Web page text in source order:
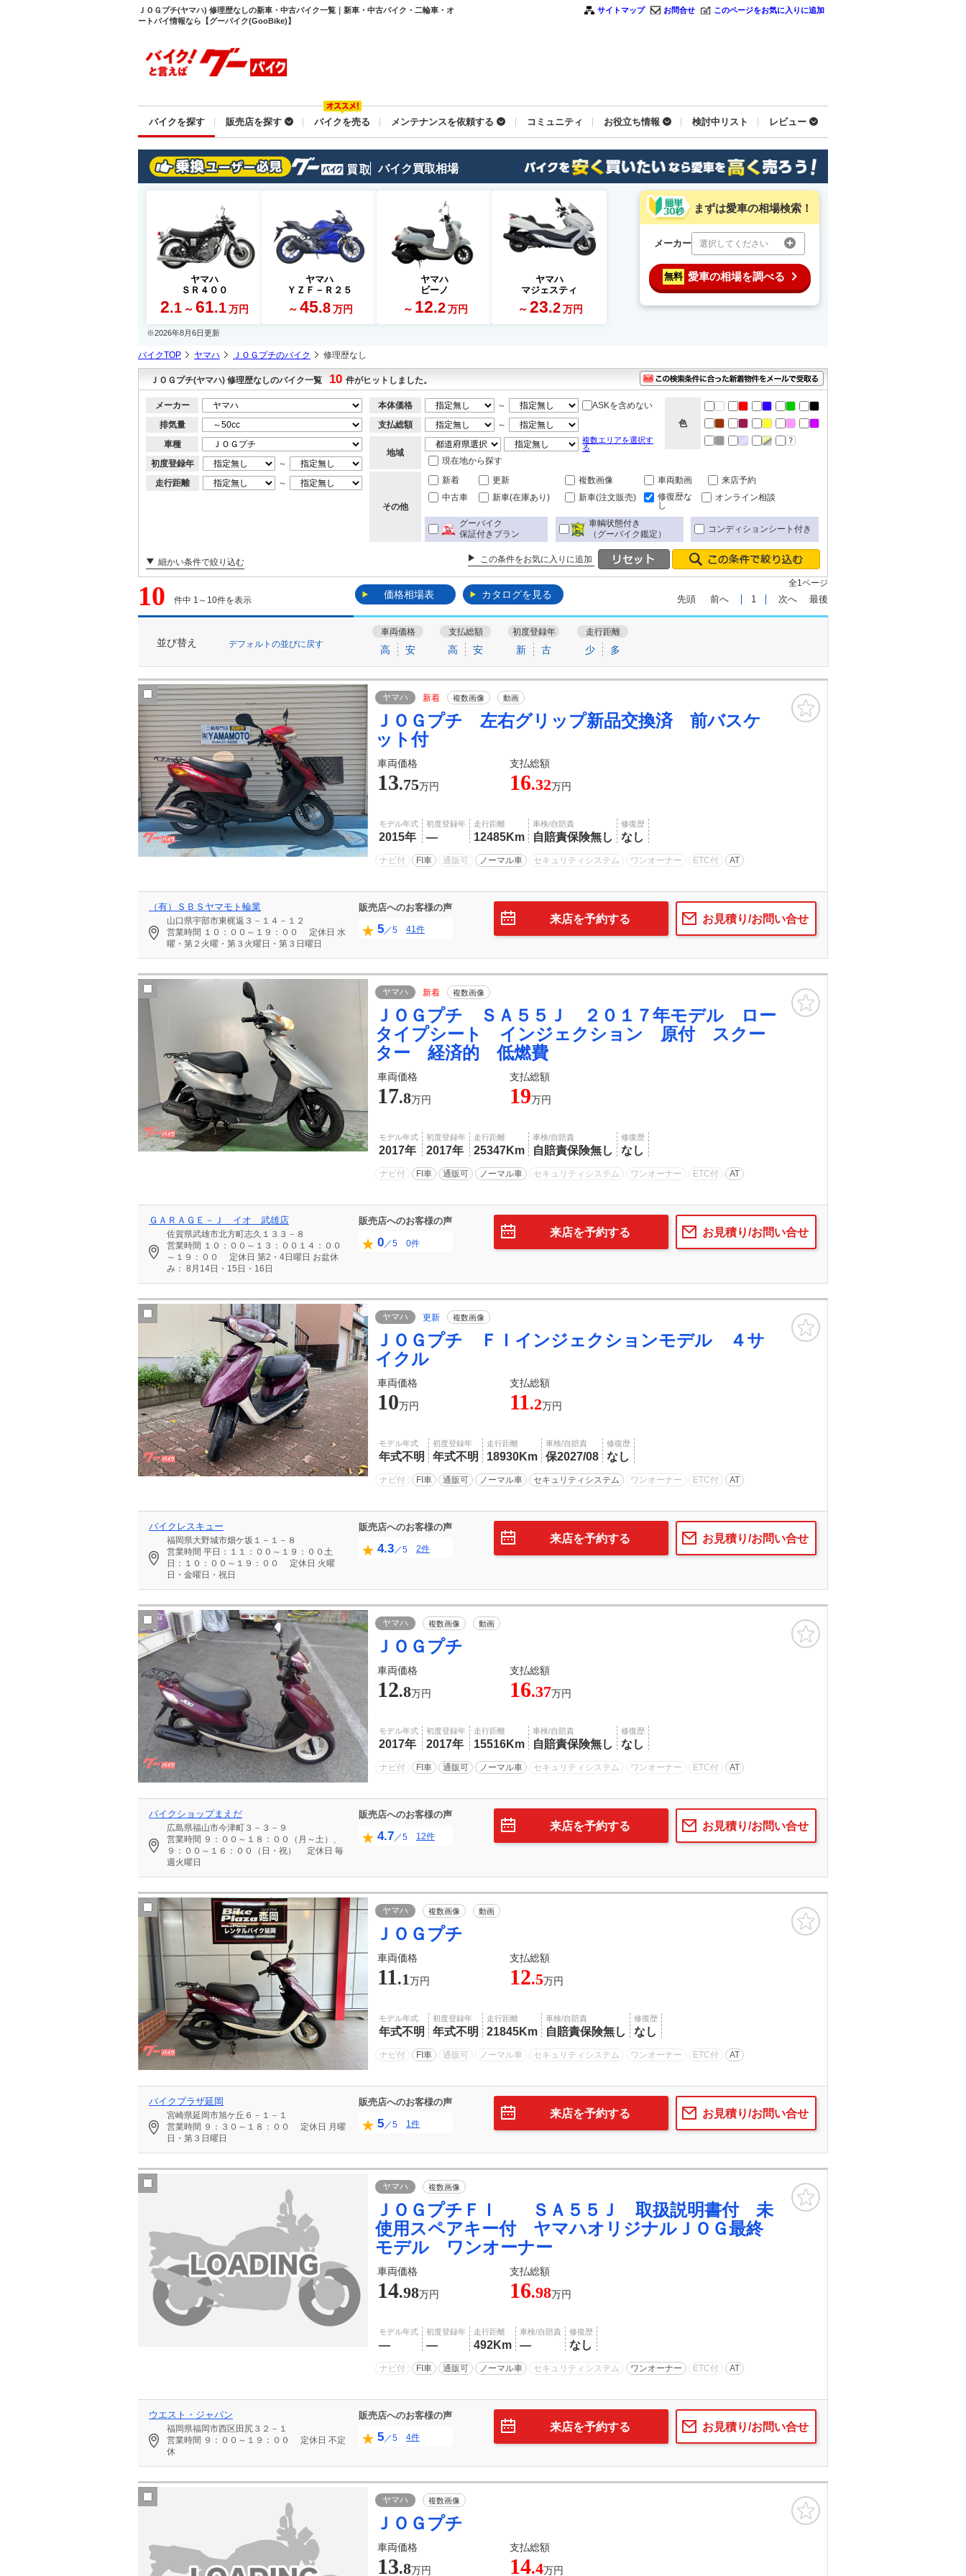
ＪＯＧプチ(ヤマハ) 修理歴なしの新車・中古バイク一覧｜新車・中古バイク・二輪車・オ
ートバイ情報なら【グーバイク(GooBike)】
サイトマップ お問合せ このページをお気に入りに追加
バイクを探す 販売店を探す バイクを売る メンテナンスを依頼する コミュニティ お役立ち情報 検討中リスト レビュー
バイク買取相場
ヤマハ
ＳＲ４００
2.1 ～ 61.1 万円
ヤマハ
ＹＺＦ－Ｒ２５
～ 45.8 万円
ヤマハ
ビーノ
～ 12.2 万円
ヤマハ
マジェスティ
～ 23.2 万円
まずは愛車の相場検索！
メーカー 選択してください
無料 愛車の相場を調べる
※2026年8月6日更新
バイクTOP ヤマハ ＪＯＧプチのバイク 修理歴なし
ＪＯＧプチ(ヤマハ) 修理歴なしのバイク一覧 10 件がヒットしました。
メーカー
排気量
車種
初度登録年
～
走行距離
～
本体価格 ～
ASKを含めない
支払総額
～
地域
複数エリアを選択す
る
現在地から探す
色
その他
新着 更新 複数画像 車両動画
来店予約
中古車
新車(在庫あり) 新車(注文販売)
修復歴な
し
オンライン相談
グーバイク
保証付きプラン
車輌状態付き
（グーバイク鑑定）
コンディションシート付き
細かい条件で絞り込む この条件をお気に入りに追加
10 件中 1～10件を表示 価格相場表 カタログを見る
全1ページ
先頭 前へ 1 次へ 最後
並び替え デフォルトの並びに戻す
車両価格
高 安
支払総額
高 安
初度登録年
新 古
走行距離
少 多
ヤマハ 新着 複数画像 動画
ＪＯＧプチ 左右グリップ新品交換済 前バスケ
ット付
車両価格 支払総額
13.75万円 16.32万円
モデル年式
2015年
初度登録年
―
走行距離
12485Km
車検/自賠責
自賠責保険無し
修復歴
なし
ナビ付 FI車 通販可 ノーマル車 セキュリティシステム ワンオーナー ETC付 AT
（有）ＳＢＳヤマモト輪業
山口県宇部市東梶返３－１４－１２
営業時間 １０：００～１９：００ 定休日 水
曜・第２火曜・第３火曜日・第３日曜日
販売店へのお客様の声
5／5 41件
お見積り/お問い合せ
来店を予約する
ヤマハ 新着 複数画像
ＪＯＧプチ ＳＡ５５Ｊ ２０１７年モデル ロー
タイプシート インジェクション 原付 スクー
ター 経済的 低燃費
車両価格 支払総額
17.8万円 19万円
モデル年式
2017年
初度登録年
2017年
走行距離
25347Km
車検/自賠責
自賠責保険無し
修復歴
なし
ナビ付 FI車 通販可 ノーマル車 セキュリティシステム ワンオーナー ETC付 AT
ＧＡＲＡＧＥ－Ｊ イオ 武雄店
佐賀県武雄市北方町志久１３３－８
営業時間 １０：００～１３：００１４：００
～１９：００
定休日 第2・4日曜日 お盆休
み： 8月14日・15日・16日
販売店へのお客様の声
0／5 0件
お見積り/お問い合せ
来店を予約する
ヤマハ 更新 複数画像
ＪＯＧプチ ＦＩインジェクションモデル ４サ
イクル
車両価格 支払総額
10万円 11.2万円
モデル年式
年式不明
初度登録年
年式不明
走行距離
18930Km
車検/自賠責
保2027/08
修復歴
なし
ナビ付 FI車 通販可 ノーマル車 セキュリティシステム ワンオーナー ETC付 AT
バイクレスキュー
福岡県大野城市畑ケ坂１－１－８
営業時間 平日：１１：００～１９：００土
日：１０：００～１９：００
定休日 火曜
日・金曜日・祝日
販売店へのお客様の声
4.3／5 2件
お見積り/お問い合せ
来店を予約する
ヤマハ 複数画像 動画
ＪＯＧプチ
車両価格 支払総額
12.8万円 16.37万円
モデル年式
2017年
初度登録年
2017年
走行距離
15516Km
車検/自賠責
自賠責保険無し
修復歴
なし
ナビ付 FI車 通販可 ノーマル車 セキュリティシステム ワンオーナー ETC付 AT
バイクショップまえだ
広島県福山市今津町３－３－９
営業時間 ９：００～１８：００（月～土）、
９：００～１６：００（日・祝）
定休日 毎
週火曜日
販売店へのお客様の声
4.7／5 12件
お見積り/お問い合せ
来店を予約する
ヤマハ 複数画像 動画
ＪＯＧプチ
車両価格 支払総額
11.1万円 12.5万円
モデル年式
年式不明
初度登録年
年式不明
走行距離
21845Km
車検/自賠責
自賠責保険無し
修復歴
なし
ナビ付 FI車 通販可 ノーマル車 セキュリティシステム ワンオーナー ETC付 AT
バイクプラザ延岡
宮崎県延岡市旭ケ丘６－１－１
営業時間 ９：３０～１８：００ 定休日 月曜
日・第３日曜日
販売店へのお客様の声
5／5 1件
お見積り/お問い合せ
来店を予約する
ヤマハ 複数画像
ＪＯＧプチＦＩ ＳＡ５５Ｊ 取扱説明書付 未
使用スペアキー付 ヤマハオリジナルＪＯＧ最終
モデル ワンオーナー
車両価格 支払総額
14.98万円 16.98万円
モデル年式
―
初度登録年
―
走行距離
492Km
車検/自賠責
―
修復歴
なし
ナビ付 FI車 通販可 ノーマル車 セキュリティシステム ワンオーナー ETC付 AT
ウエスト・ジャパン
福岡県福岡市西区田尻３２－１
営業時間 ９：００～１９：００ 定休日 不定
休
販売店へのお客様の声
5／5 4件
お見積り/お問い合せ
来店を予約する
ヤマハ 複数画像
ＪＯＧプチ
車両価格 支払総額
13.8万円 14.4万円